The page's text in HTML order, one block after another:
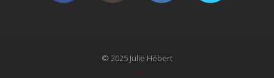
© 2025 Julie Hébert